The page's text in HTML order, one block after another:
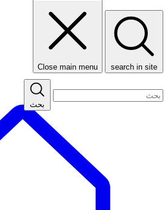
search in site
Close main menu
بحث